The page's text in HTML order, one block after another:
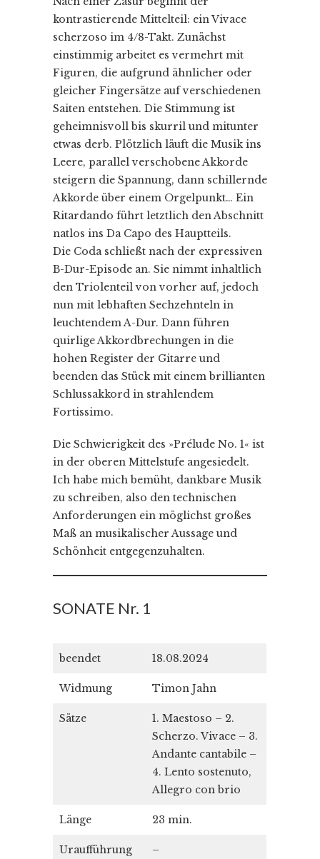
kontrastierende Mittelteil: ein Vivace
scherzoso im 4/8-Takt. Zunächst
einstimmig arbeitet es vermehrt mit
Figuren, die aufgrund ähnlicher oder
gleicher Fingersätze auf verschiedenen
Saiten entstehen. Die Stimmung ist
geheimnisvoll bis skurril und mitunter
etwas derb. Plötzlich läuft die Musik ins
Leere, parallel verschobene Akkorde
steigern die Spannung, dann schillernde
Akkorde über einem Orgelpunkt… Ein
Ritardando führt letztlich den Abschnitt
natlos ins Da Capo des Hauptteils.
Die Coda schließt nach der expressiven
B-Dur-Episode an. Sie nimmt inhaltlich
den Triolenteil von vorher auf, jedoch
nun mit lebhaften Sechzehnteln in
leuchtendem A-Dur. Dann führen
quirlige Akkordbrechungen in die
hohen Register der Gitarre und
beenden das Stück mit einem brillianten
Schlussakkord in strahlendem
Fortissimo.
Die Schwierigkeit des »Prélude No. 1« ist
in der oberen Mittelstufe angesiedelt.
Ich habe mich bemüht, dankbare Musik
zu schreiben, also den technischen
Anforderungen ein möglichst großes
Maß an musikalischer Aussage und
Schönheit entgegenzuhalten.
SONATE Nr. 1
beendet 18.08.2024
Widmung Timon Jahn
Sätze
1. Maestoso – 2.
Scherzo. Vivace – 3.
Andante cantabile –
4. Lento sostenuto,
Allegro con brio
Länge 23 min.
Uraufführung –